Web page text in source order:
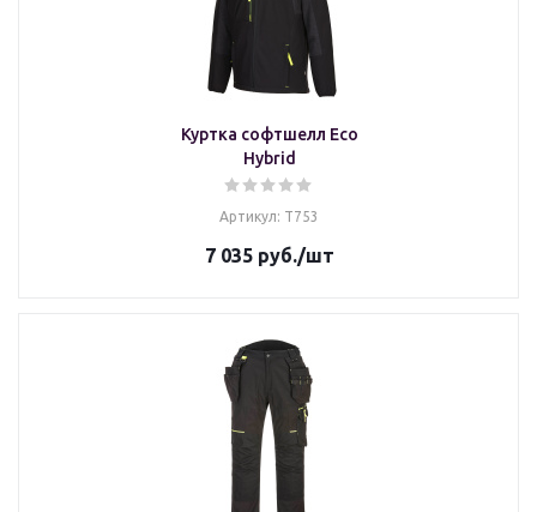
Куртка софтшелл Eco
Hybrid
Артикул: T753
7 035руб./шт